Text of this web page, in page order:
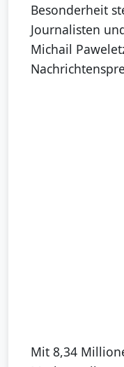
Besonderheit
Journalisten
Michail
Mit 8,34